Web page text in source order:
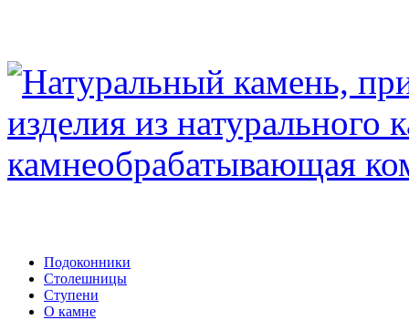
Подоконники
Столешницы
Ступени
О камне